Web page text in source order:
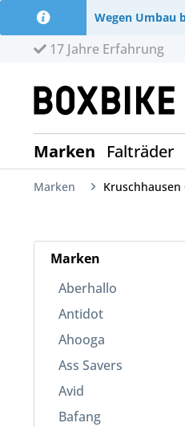
Wegen Umbau
17 Jahre Erfahrung
Marken Falträder
Marken Kruschhausen
Marken
Aberhallo
Antidot
Ahooga
Ass Savers
Avid
Bafang